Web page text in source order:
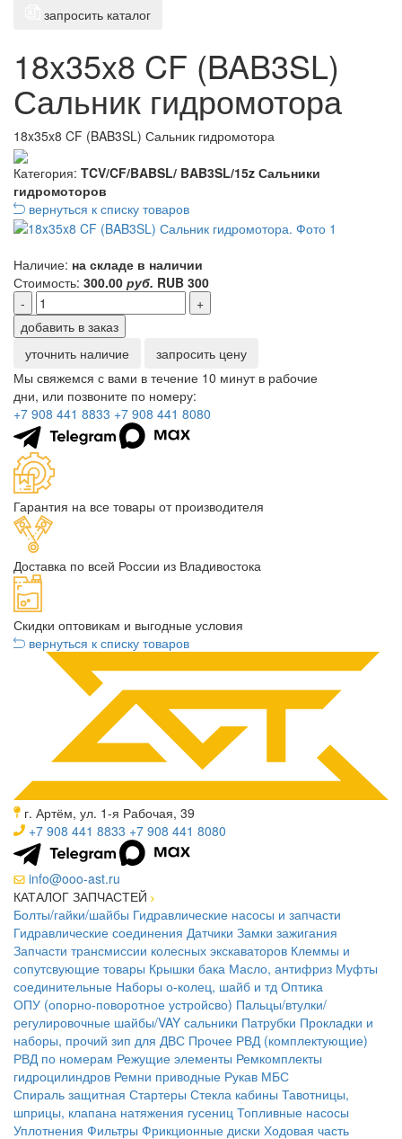
запросить каталог
18x35x8 CF (BAB3SL)
Сальник гидромотора
18x35x8 CF (BAB3SL) Сальник гидромотора
Категория: TCV/CF/BABSL/ BAB3SL/15z Сальники
гидромоторов
вернуться к списку товаров
Наличие: на складе в наличии
Стоимость: 300.00 руб. RUB 300
-
+
добавить в заказ
уточнить наличие
запросить цену
Мы свяжемся с вами в течение 10 минут в рабочие
дни, или позвоните по номеру:
+7 908 441 8833 +7 908 441 8080
Гарантия на все товары от производителя
Доставка по всей России из Владивостока
Скидки оптовикам и выгодные условия
вернуться к списку товаров
г. Артём, ул. 1-я Рабочая, 39
+7 908 441 8833 +7 908 441 8080
info@ooo-ast.ru
КАТАЛОГ ЗАПЧАСТЕЙ
Болты/гайки/шайбы Гидравлические насосы и запчасти
Гидравлические соединения Датчики Замки зажигания
Запчасти трансмиссии колесных экскаваторов Клеммы и
сопутсвующие товары Крышки бака Масло, антифриз Муфты
соединительные Наборы о-колец, шайб и тд Оптика
ОПУ (опорно-поворотное устройсво) Пальцы/втулки/
регулировочные шайбы/VAY сальники Патрубки Прокладки и
наборы, прочий зип для ДВС Прочее РВД (комплектующие)
РВД по номерам Режущие элементы Ремкомплекты
гидроцилиндров Ремни приводные Рукав МБС
Спираль защитная Стартеры Стекла кабины Тавотницы,
шприцы, клапана натяжения гусениц Топливные насосы
Уплотнения Фильтры Фрикционные диски Ходовая часть